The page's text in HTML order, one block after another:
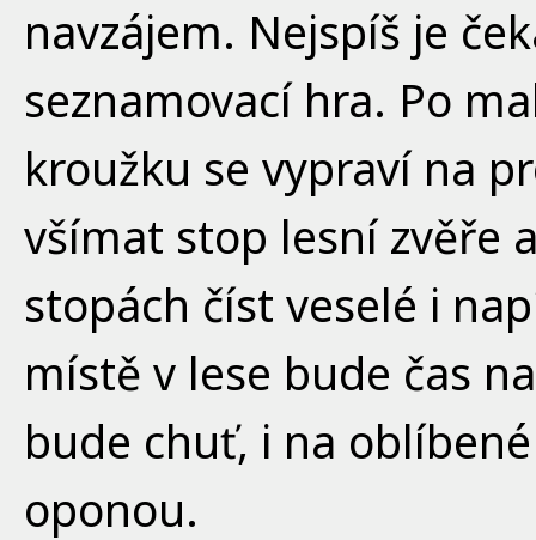
navzájem. Nejspíš je
seznamovací hra. Po
kroužku se vypraví na
všímat stop lesní zvěře
stopách číst veselé i
místě v lese bude čas
bude chuť, i na
oponou.